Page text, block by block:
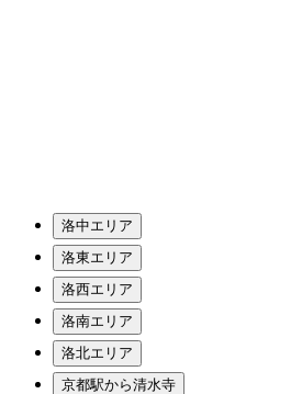
洛中エリア
洛東エリア
洛西エリア
洛南エリア
洛北エリア
京都駅から清水寺